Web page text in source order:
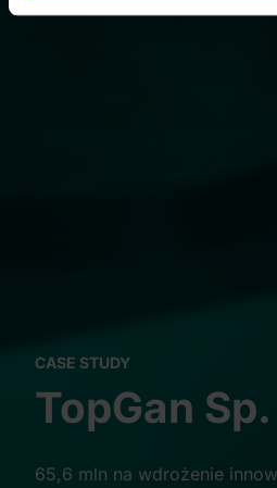
sekcji szczegółów. W
CASE STUDY
TopGan
65,6 mln na wdrożenie